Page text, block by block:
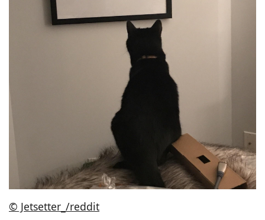
© Jetsetter_/reddit